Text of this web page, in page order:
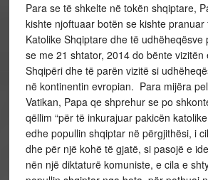
Para se të shkelte në tokën shqiptare,
kishte njoftuaar botën se kishte pranuar
Katolike Shqiptare dhe të udhëheqësve
se me 21 shtator, 2014 do bënte vizitën
Shqipëri dhe të parën vizitë si
në kontinentin evropian. Para mijëra
Vatikan, Papa qe shprehur se po
qëllim “për të inkurajuar pakicën
edhe popullin shqiptar në përgjithësi, i
dhe për një kohë të gjatë, si pasojë e
nën një diktaturë komuniste, e cila e